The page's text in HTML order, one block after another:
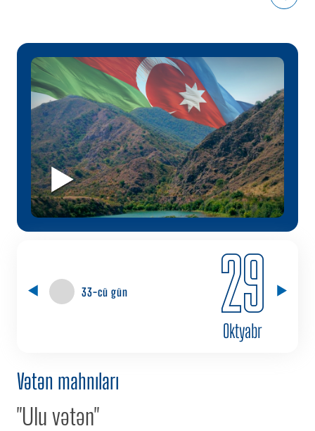
33-cü gün 29
Oktyabr
Vətən mahnıları
"Ulu vətən"